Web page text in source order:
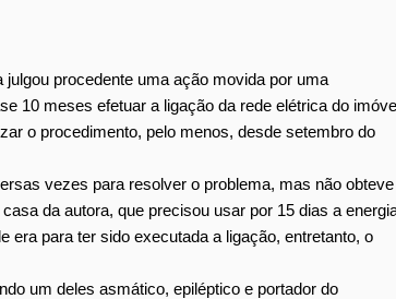
procedente uma ação movida por uma
10 meses efetuar a ligação da rede elétrica do
o procedimento, pelo menos, desde setembro do
vezes para resolver o problema, mas não obteve
da autora, que precisou usar por 15 dias a
era para ter sido executada a ligação, entretanto, o
um deles asmático, epiléptico e portador do